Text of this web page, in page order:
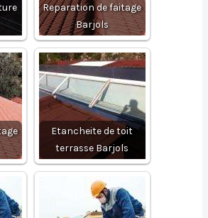
Reparation de faitage
Barjols
Etancheite de toit
terrasse Barjols